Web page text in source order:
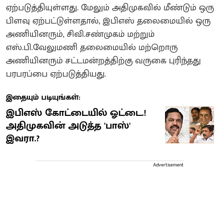
ஏற்படுத்தியுள்ளது. மேலும் அதிமுகவில் மீண்டும் ஒரு
பிளவு ஏற்பட்டுள்ளதால், இபிஎஸ் தலைமையில் ஒரு
அணியினரும், சிவி.சண்முகம் மற்றும்
எஸ்.பி.வேலுமணி தலைமையில் மற்றொரு
அணியினரும் சட்டமன்றத்திற்கு வருகை புரிந்தது
பரபரப்பை ஏற்படுத்தியது.
இதையும் படியுங்கள்:
இபிஎஸ் கோட்டையில் ஓட்டை.!
அதிமுகவின் அடுத்த 'பாஸ்'
இவரா.?
Advertisement